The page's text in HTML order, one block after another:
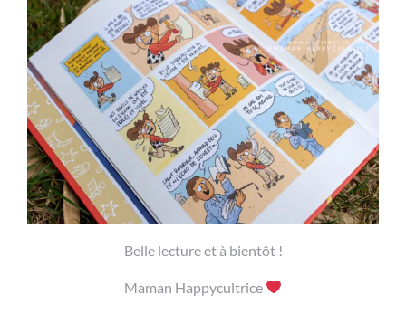
Belle lecture et à bientôt !
Maman Happycultrice